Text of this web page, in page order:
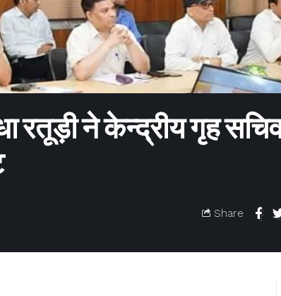
ने केन्द्रीय गृह
Share